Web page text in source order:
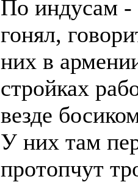
По индусам -
гонял,
них в
стройках
везде
У них там
протопчут